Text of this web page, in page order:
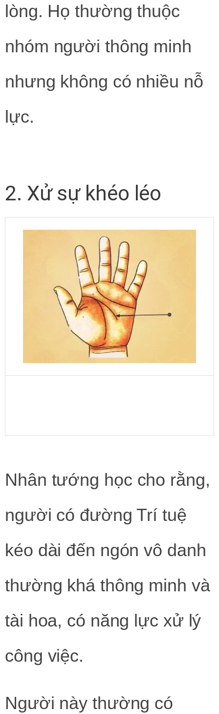
lòng. Họ thường thuộc
nhóm người thông minh
nhưng không có nhiều nỗ
lực.
2. Xử sự khéo léo
Nhân tướng học cho rằng,
người có đường Trí tuệ
kéo dài đến ngón vô danh
thường khá thông minh và
tài hoa, có năng lực xử lý
công việc.
Người này thường có